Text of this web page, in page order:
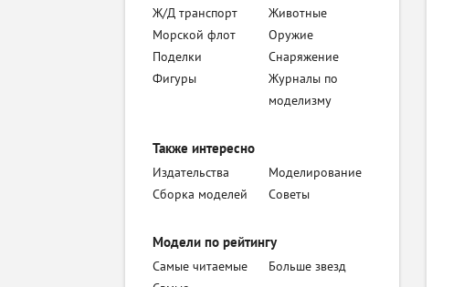
Ж/Д транспорт
Животные
Морской флот
Оружие
Поделки
Снаряжение
Фигуры
Журналы по
моделизму
Также интересно
Издательства
Моделирование
Сборка моделей
Советы
Модели по рейтингу
Самые читаемые
Больше звезд